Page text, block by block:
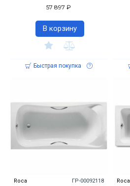
57 897 ₽
В корзину
Быстрая покупка
Roca ГР-00092118 Roca